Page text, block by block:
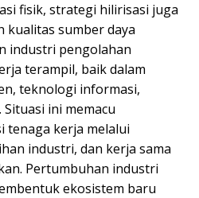
fisik, strategi hilirisasi juga
sumber daya
industri pengolahan
terampil, baik dalam
teknologi informasi,
ini memacu
tenaga kerja melalui
industri, dan kerja sama
Pertumbuhan industri
ekosistem baru